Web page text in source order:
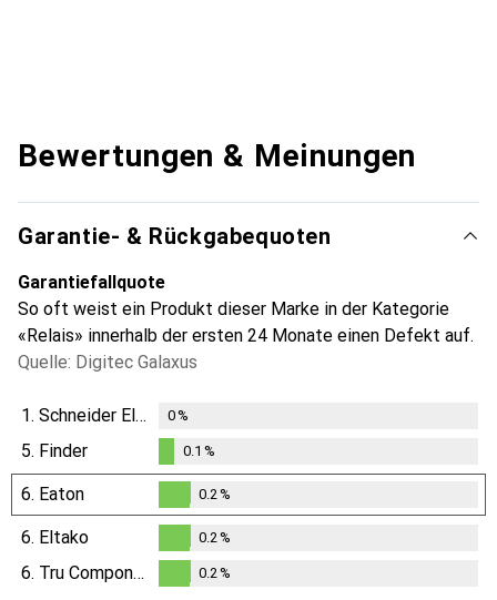
Bewertungen & Meinungen
Garantie- & Rückgabequoten
Garantiefallquote
So oft weist ein Produkt dieser Marke in der Kategorie
«Relais» innerhalb der ersten 24 Monate einen Defekt auf.
Quelle: Digitec Galaxus
1. Schneider Electric 0%
5. Finder
0.1%
0.1 %
6. Eaton
0.2%
0.2%
6. Eltako
0.2%
0.2%
6. Tru Components 0.2%